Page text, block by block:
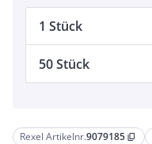
Rexel Artikelnr.9079185 content_copy
1 Stück
50 Stück